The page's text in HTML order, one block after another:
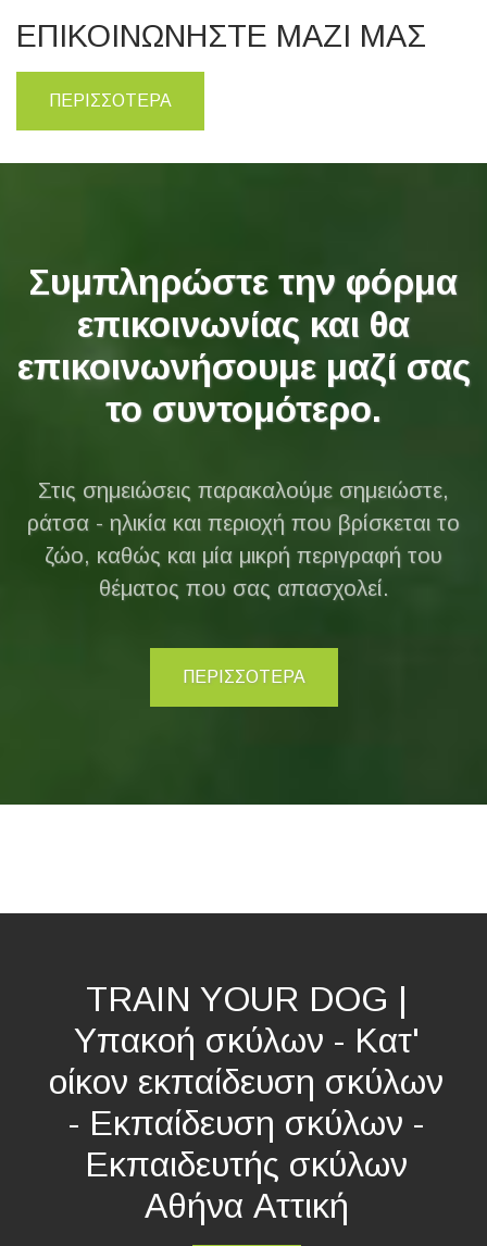
ΕΠΙΚΟΙΝΩΝΗΣΤΕ ΜΑΖΙ ΜΑΣ
ΠΕΡΙΣΣΟΤΕΡΑ
Συμπληρώστε την φόρμα
επικοινωνίας και θα
επικοινωνήσουμε μαζί σας
το συντομότερο.
Στις σημειώσεις παρακαλούμε σημειώστε,
ράτσα - ηλικία και περιοχή που βρίσκεται το
ζώο, καθώς και μία μικρή περιγραφή του
θέματος που σας απασχολεί.
ΠΕΡΙΣΣΟΤΕΡΑ
TRAIN YOUR DOG |
Υπακοή σκύλων - Κατ'
οίκον εκπαίδευση σκύλων
- Εκπαίδευση σκύλων -
Εκπαιδευτής σκύλων
Αθήνα Αττική